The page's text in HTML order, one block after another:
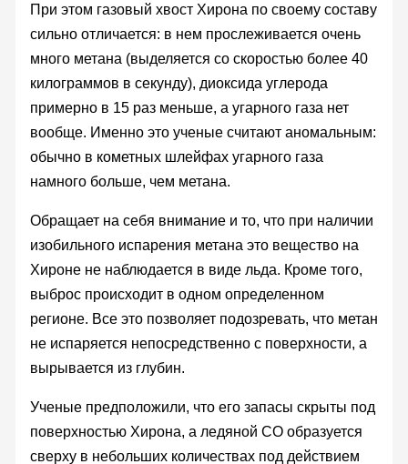
При этом газовый хвост Хирона по своему составу
сильно отличается: в нем прослеживается очень
много метана (выделяется со скоростью более 40
килограммов в секунду), диоксида углерода
примерно в 15 раз меньше, а угарного газа нет
вообще. Именно это ученые считают аномальным:
обычно в кометных шлейфах угарного газа
намного больше, чем метана.
Обращает на себя внимание и то, что при наличии
изобильного испарения метана это вещество на
Хироне не наблюдается в виде льда. Кроме того,
выброс происходит в одном определенном
регионе. Все это позволяет подозревать, что метан
не испаряется непосредственно с поверхности, а
вырывается из глубин.
Ученые предположили, что его запасы скрыты под
поверхностью Хирона, а ледяной СО образуется
сверху в небольших количествах под действием